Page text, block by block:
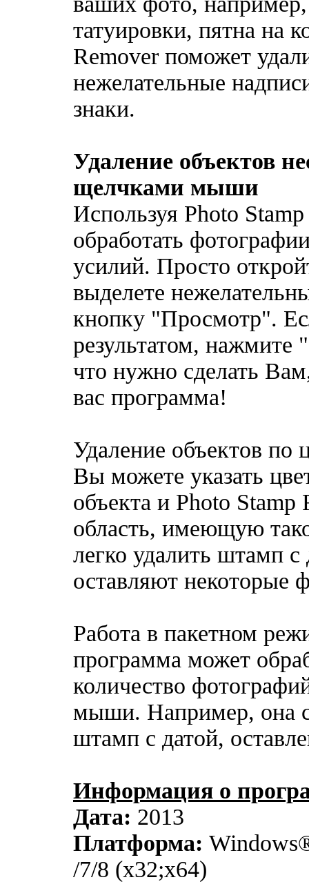
татуировки, пятна на
Remover поможет
нежелательные
знаки.
Удаление объектов
щелчками мыши
Используя Photo
обработать
усилий. Просто
выделете
кнопку "Просмотр".
результатом, нажмите
что нужно сделать
вас программа!
Удаление объектов по
Вы можете указать
объекта и Photo
область, имеющую
легко удалить штамп
оставляют некоторые
Работа в пакетном
программа может
количество
мыши. Например, она
штамп с датой,
Информация о
Дата: 2013
Платформа:
/7/8 (x32;x64)